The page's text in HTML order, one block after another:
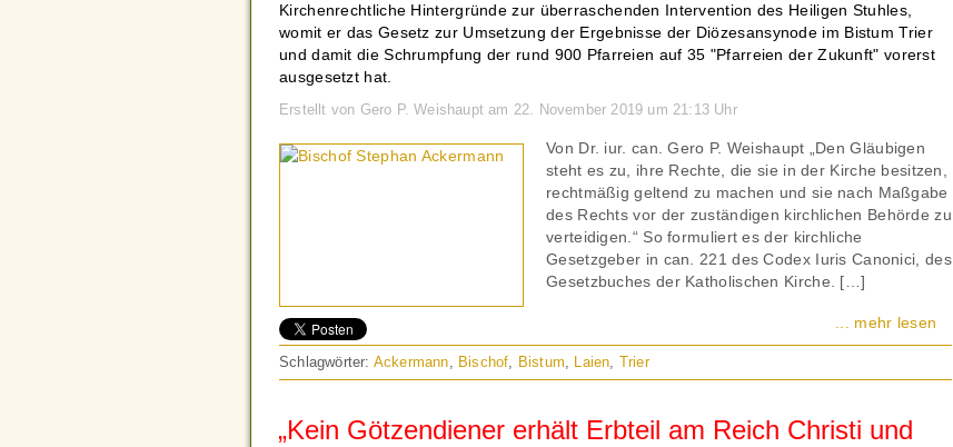
Kirchenrechtliche Hintergründe zur überraschenden Intervention des Heiligen Stuhles,
womit er das Gesetz zur Umsetzung der Ergebnisse der Diözesansynode im Bistum Trier
und damit die Schrumpfung der rund 900 Pfarreien auf 35 "Pfarreien der Zukunft" vorerst
ausgesetzt hat.
Erstellt von Gero P. Weishaupt am 22. November 2019 um 21:13 Uhr
Von Dr. iur. can. Gero P. Weishaupt „Den Gläubigen
steht es zu, ihre Rechte, die sie in der Kirche besitzen,
rechtmäßig geltend zu machen und sie nach Maßgabe
des Rechts vor der zuständigen kirchlichen Behörde zu
verteidigen.“ So formuliert es der kirchliche
Gesetzgeber in can. 221 des Codex Iuris Canonici, des
Gesetzbuches der Katholischen Kirche. […]
... mehr lesen
Schlagwörter: Ackermann, Bischof, Bistum, Laien, Trier
„Kein Götzendiener erhält Erbteil am Reich Christi und